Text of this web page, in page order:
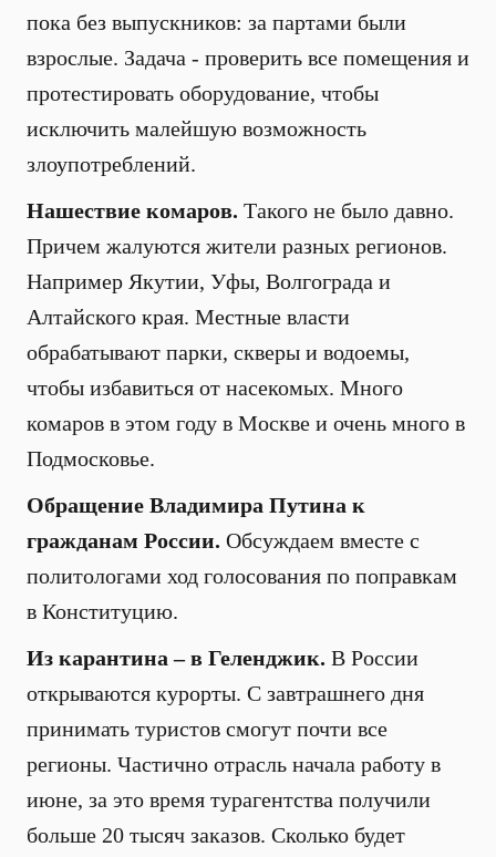
пока без выпускников: за партами были
взрослые. Задача - проверить все помещения и
протестировать оборудование, чтобы
исключить малейшую возможность
злоупотреблений.
Нашествие комаров. Такого не было давно.
Причем жалуются жители разных регионов.
Например Якутии, Уфы, Волгограда и
Алтайского края. Местные власти
обрабатывают парки, скверы и водоемы,
чтобы избавиться от насекомых. Много
комаров в этом году в Москве и очень много в
Подмосковье.
Обращение Владимира Путина к
гражданам России. Обсуждаем вместе с
политологами ход голосования по поправкам
в Конституцию.
Из карантина – в Геленджик. В России
открываются курорты. С завтрашнего дня
принимать туристов смогут почти все
регионы. Частично отрасль начала работу в
июне, за это время турагентства получили
больше 20 тысяч заказов. Сколько будет